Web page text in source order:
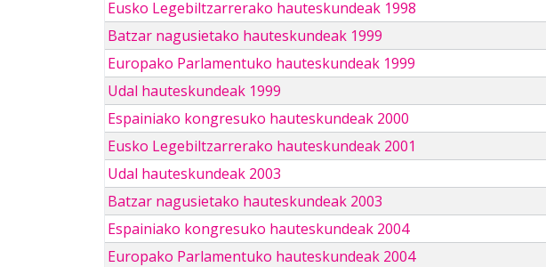
Eusko Legebiltzarrerako hauteskundeak 1998
Batzar nagusietako hauteskundeak 1999
Europako Parlamentuko hauteskundeak 1999
Udal hauteskundeak 1999
Espainiako kongresuko hauteskundeak 2000
Eusko Legebiltzarrerako hauteskundeak 2001
Udal hauteskundeak 2003
Batzar nagusietako hauteskundeak 2003
Espainiako kongresuko hauteskundeak 2004
Europako Parlamentuko hauteskundeak 2004